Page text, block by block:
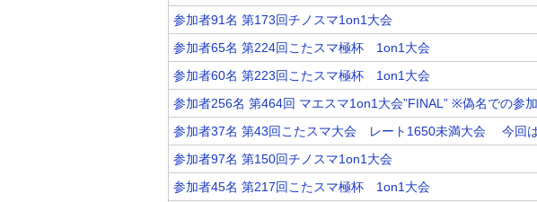
参加者91名 第173回チノスマ1on1大会
参加者65名 第224回こたスマ極杯 1on1大会
参加者60名 第223回こたスマ極杯 1on1大会
参加者256名 第464回 マエスマ1on1大会”FINAL” ※偽名での参
参加者37名 第43回こたスマ大会 レート1650未満大会 今回は
参加者97名 第150回チノスマ1on1大会
参加者45名 第217回こたスマ極杯 1on1大会